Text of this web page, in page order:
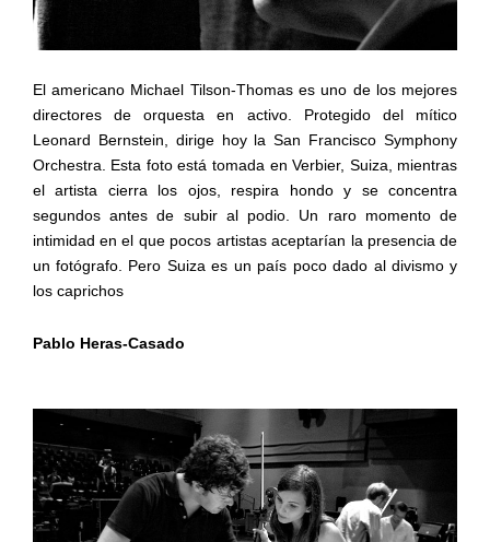
El americano Michael Tilson-Thomas es uno de los mejores
directores de orquesta en activo. Protegido del mítico
Leonard Bernstein, dirige hoy la San Francisco Symphony
Orchestra. Esta foto está tomada en Verbier, Suiza, mientras
el artista cierra los ojos, respira hondo y se concentra
segundos antes de subir al podio. Un raro momento de
intimidad en el que pocos artistas aceptarían la presencia de
un fotógrafo. Pero Suiza es un país poco dado al divismo y
los caprichos
Pablo Heras-Casado